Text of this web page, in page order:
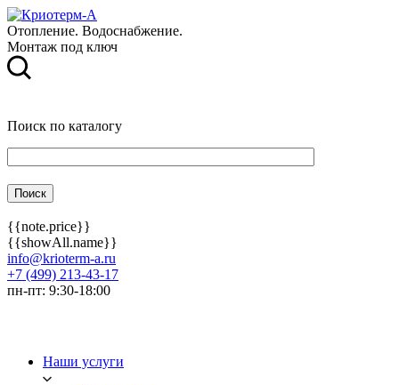
Отопление. Водоснабжение.
Монтаж под ключ
Поиск по каталогу
{{note.price}}
{{showAll.name}}
info@krioterm-a.ru
+7 (499) 213-43-17
пн-пт: 9:30-18:00
Наши услуги